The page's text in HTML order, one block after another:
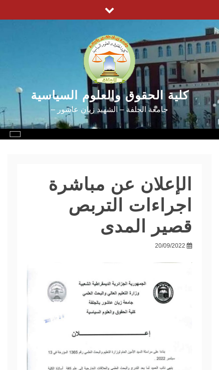
to
content
كلية الحقوق والعلوم السياسية
جامعة الجلفة – الشهيد زيان عاشور –
الإعلان عن مباشرة
اجراءات التربص
قصير المدى
20/09/2022